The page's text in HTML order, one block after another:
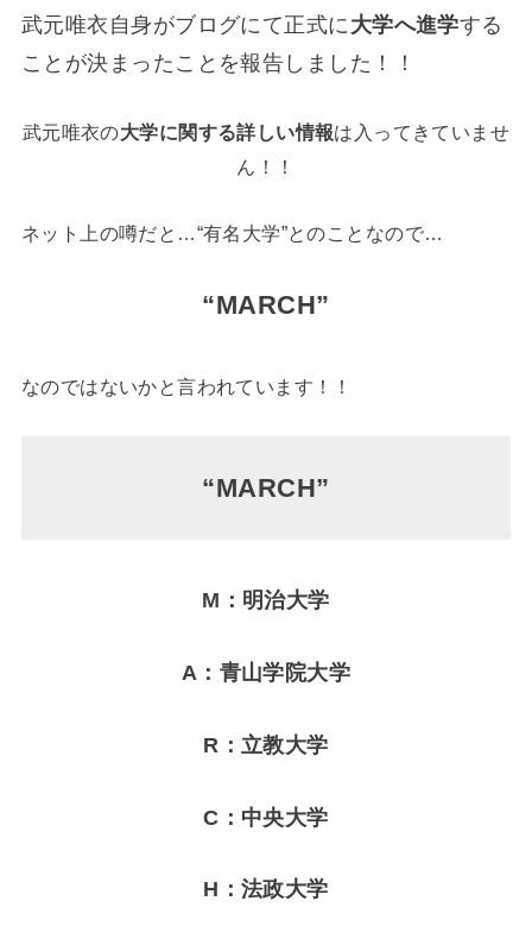
武元唯衣自身がブログにて正式に 大学へ進学する
ことが決まったことを報告しました！！
武元唯衣の大学に関する詳しい情報は入ってきていませ
ん！！
ネット上の噂だと…“有名大学”とのことなので…
“MARCH”
なのではないかと言われています！！
“MARCH”
M：明治大学
A：青山学院大学
R：立教大学
C：中央大学
H：法政大学